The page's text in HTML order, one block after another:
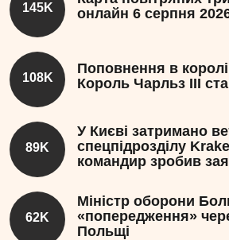
145K
онлайн 6 серпня
108K
Поповнення в
Король Чарльз III
89K
У Києві затримано
спецпідрозділу
командир зробив
62K
Міністр оборони
«попередження»
Польщі